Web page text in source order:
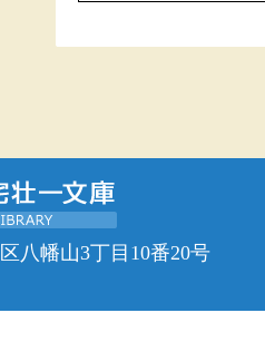
八幡山3丁目10番20号